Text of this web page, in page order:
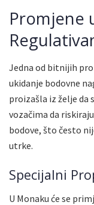
Promjene
Jedna od bitnijih
ukidanje bodovne
proizašla iz želje da
vozačima da
bodove, što često
utrke.
Specijalni
U Monaku će se